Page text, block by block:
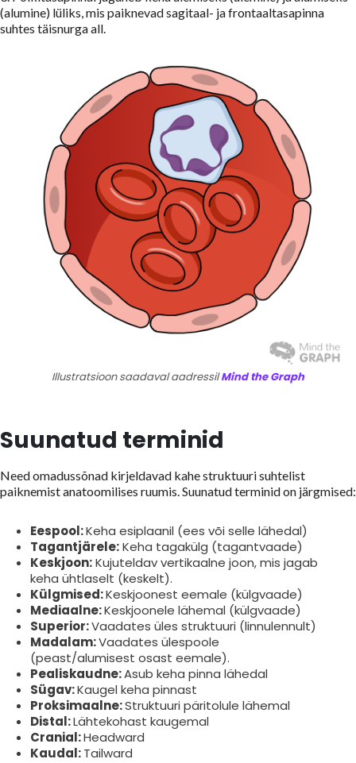
(alumine) lüliks, mis paiknevad sagitaal- ja frontaaltasapinna
suhtes täisnurga all.
Illustratsioon saadaval aadressilMind the Graph
Suunatud terminid
Need omadussõnad kirjeldavad kahe struktuuri suhtelist
paiknemist anatoomilises ruumis. Suunatud terminid on järgmised:
Eespool:Keha esiplaanil (ees või selle lähedal)
Tagantjärele:Keha tagakülg (tagantvaade)
Keskjoon:Kujuteldav vertikaalne joon, mis jagab
keha ühtlaselt (keskelt).
Külgmised:Keskjoonest eemale (külgvaade)
Mediaalne:Keskjoonele lähemal (külgvaade)
Superior:Vaadates üles struktuuri (linnulennult)
Madalam:Vaadates ülespoole
(peast/alumisest osast eemale).
Pealiskaudne:Asub keha pinna lähedal
Sügav:Kaugel keha pinnast
Proksimaalne:Struktuuri päritolule lähemal
Distal:Lähtekohast kaugemal
Cranial:Headward
Kaudal:Tailward